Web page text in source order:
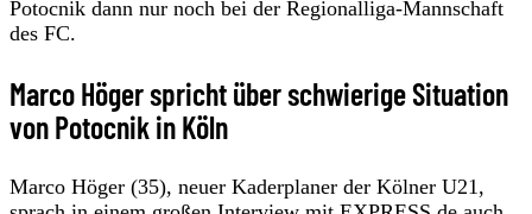
Potocnik dann nur noch bei der Regionalliga-Mannschaft
des FC.
Marco Höger spricht über schwierige Situation
von Potocnik in Köln
Marco Höger (35), neuer Kaderplaner der Kölner U21,